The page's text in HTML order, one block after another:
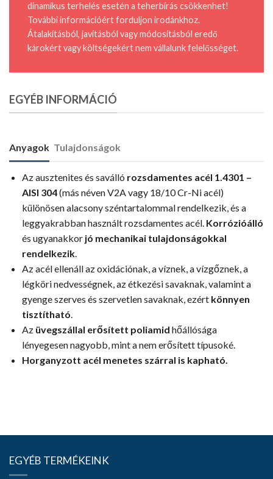
dinamikus terhelés esetén a teherbírás csökkenhet!
További információért forduljon irodánkhoz.
Átalakításból, javításból vagy módosításból eredő
károkért vagy költségekért nem vállalunk felelősséget.
EGYÉB INFORMÁCIÓ
Anyagok Tulajdonságok
Az ausztenites és saválló rozsdamentes acél 1.4301 –
AISI 304(más néven V2A vagy 18/10 Cr-Ni acél)
különösen alacsony széntartalommal rendelkezik, és a
leggyakrabban használt rozsdamentes acél. Korrózióálló
és ugyanakkor jó mechanikai tulajdonságokkal
rendelkezik.
Az acél ellenáll az oxidációnak, a víznek, a vízgőznek, a
légköri nedvességnek, az étkezési savaknak, valamint a
gyenge szerves és szervetlen savaknak, ezért könnyen
tisztítható.
Az üvegszállal erősített poliamid hőállósága
lényegesen nagyobb, mint a nem erősített típusoké.
Horganyzott acél menetes szárral is kapható.
EGYÉB TERMÉKEINK